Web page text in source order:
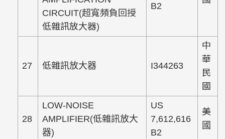
CIRCUIT(超寬頻負回授
低雜訊放大器)
B2
27 低雜訊放大器 I344263
中
華
民
國
28
LOW-NOISE
AMPLIFIER(低雜訊放大
器)
US
7,612,616
B2
美
國